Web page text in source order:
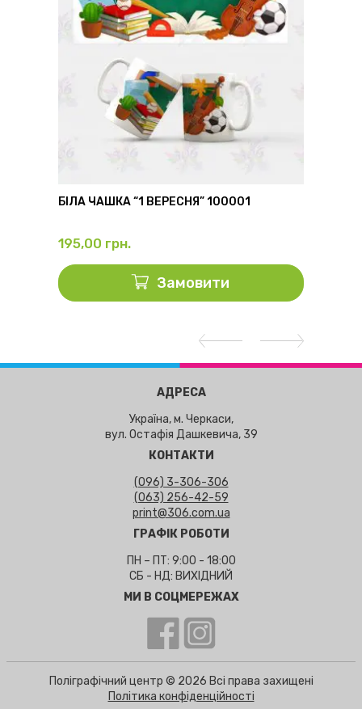
БІЛА ЧАШКА “1 ВЕРЕСНЯ” 100001
195,00 грн.
Замовити
АДРЕСА
Україна, м. Черкаси,
вул. Остафія Дашкевича, 39
КОНТАКТИ
(096) 3-306-306
(063) 256-42-59
print@306.com.ua
ГРАФІК РОБОТИ
ПН – ПТ: 9:00 - 18:00
СБ - НД: ВИХІДНИЙ
МИ В СОЦМЕРЕЖАХ
Поліграфічний центр © 2026 Всі права захищені
Політика конфіденційності